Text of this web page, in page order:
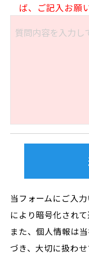
ば、ご記入お願
当フォームにご入
により暗号化されて
また、個人情報は
づき、大切に扱わせ